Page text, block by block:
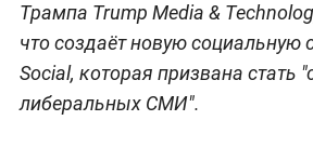
Трампа Trump Media &
что создаёт новую социальную
Social, которая призвана стать
либеральных СМИ".